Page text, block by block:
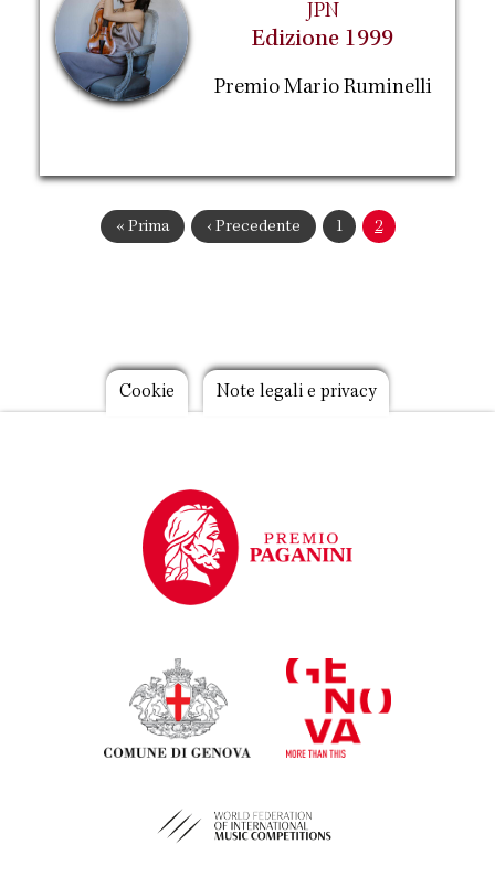
JPN
Edizione 1999
Premio Mario Ruminelli
Prima
« Prima
Pagina
‹ Precedente Pagina
1
Pagina
2
Footer
Cookie Note legali e privacy